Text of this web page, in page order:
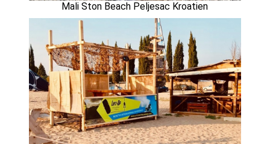
Mali Ston Beach Peljesac Kroatien